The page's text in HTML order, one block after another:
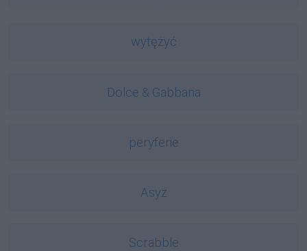
wytężyć
Dolce & Gabbana
peryferie
Asyż
Scrabble